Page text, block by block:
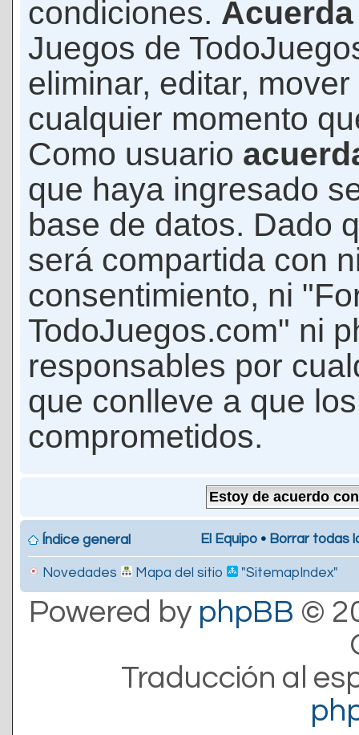
condiciones. Acuerda
Juegos de
eliminar, editar,
cualquier momento
Como usuario
que haya ingresado
base de datos. Dado
será compartida con
consentimiento, ni
TodoJuegos.com" ni
responsables por
que conlleve a que
comprometidos.
Índice general El Equipo • Borrar todas
Novedades Mapa del sitio "SitemapIndex"
Powered by phpBB ©
Traducción al